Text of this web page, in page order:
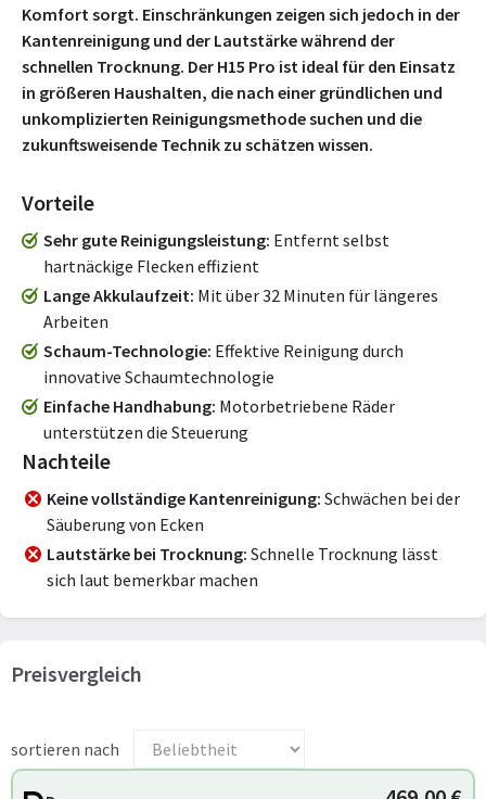
Komfort sorgt. Einschränkungen zeigen sich jedoch in der
Kantenreinigung und der Lautstärke während der
schnellen Trocknung. Der H15 Pro ist ideal für den Einsatz
in größeren Haushalten, die nach einer gründlichen und
unkomplizierten Reinigungsmethode suchen und die
zukunftsweisende Technik zu schätzen wissen.
Vorteile
Sehr gute Reinigungsleistung Entfernt selbst
hartnäckige Flecken effizient
Lange Akkulaufzeit Mit über 32 Minuten für längeres
Arbeiten
Schaum-Technologie Effektive Reinigung durch
innovative Schaumtechnologie
Einfache Handhabung Motorbetriebene Räder
unterstützen die Steuerung
Nachteile
Keine vollständige Kantenreinigung Schwächen bei der
Säuberung von Ecken
Lautstärke bei Trocknung Schnelle Trocknung lässt
sich laut bemerkbar machen
Preisvergleich
sortieren nach